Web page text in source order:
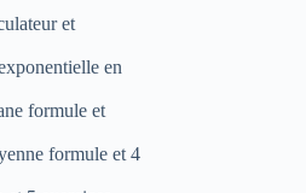
et
en
formule et
formule et 4